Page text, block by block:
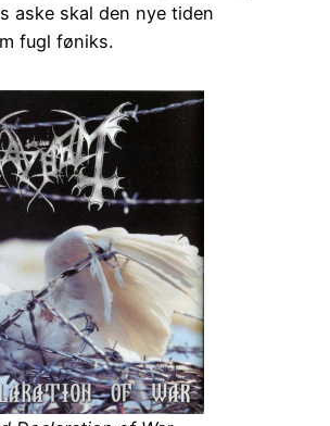
aske skal den nye tiden
fugl føniks.